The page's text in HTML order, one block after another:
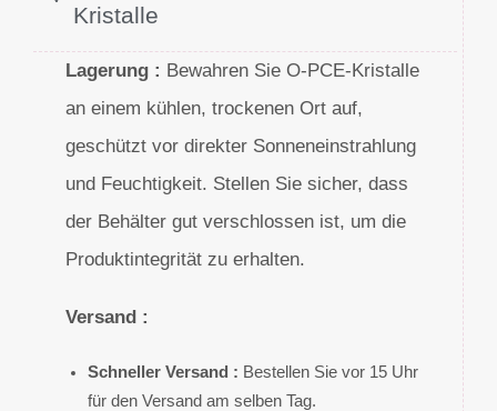
Kristalle
Lagerung : Bewahren Sie O-PCE-Kristalle
an einem kühlen, trockenen Ort auf,
geschützt vor direkter Sonneneinstrahlung
und Feuchtigkeit. Stellen Sie sicher, dass
der Behälter gut verschlossen ist, um die
Produktintegrität zu erhalten.
Versand :
Schneller Versand : Bestellen Sie vor 15 Uhr
für den Versand am selben Tag.